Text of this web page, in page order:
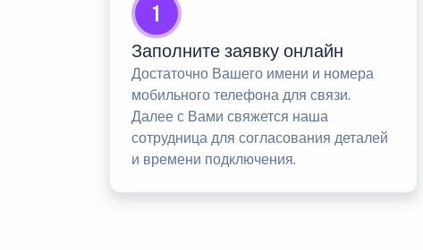
1
Заполните заявку онлайн
Достаточно Вашего имени и номера
мобильного телефона для связи.
Далее с Вами свяжется наша
сотрудница для согласования деталей
и времени подключения.